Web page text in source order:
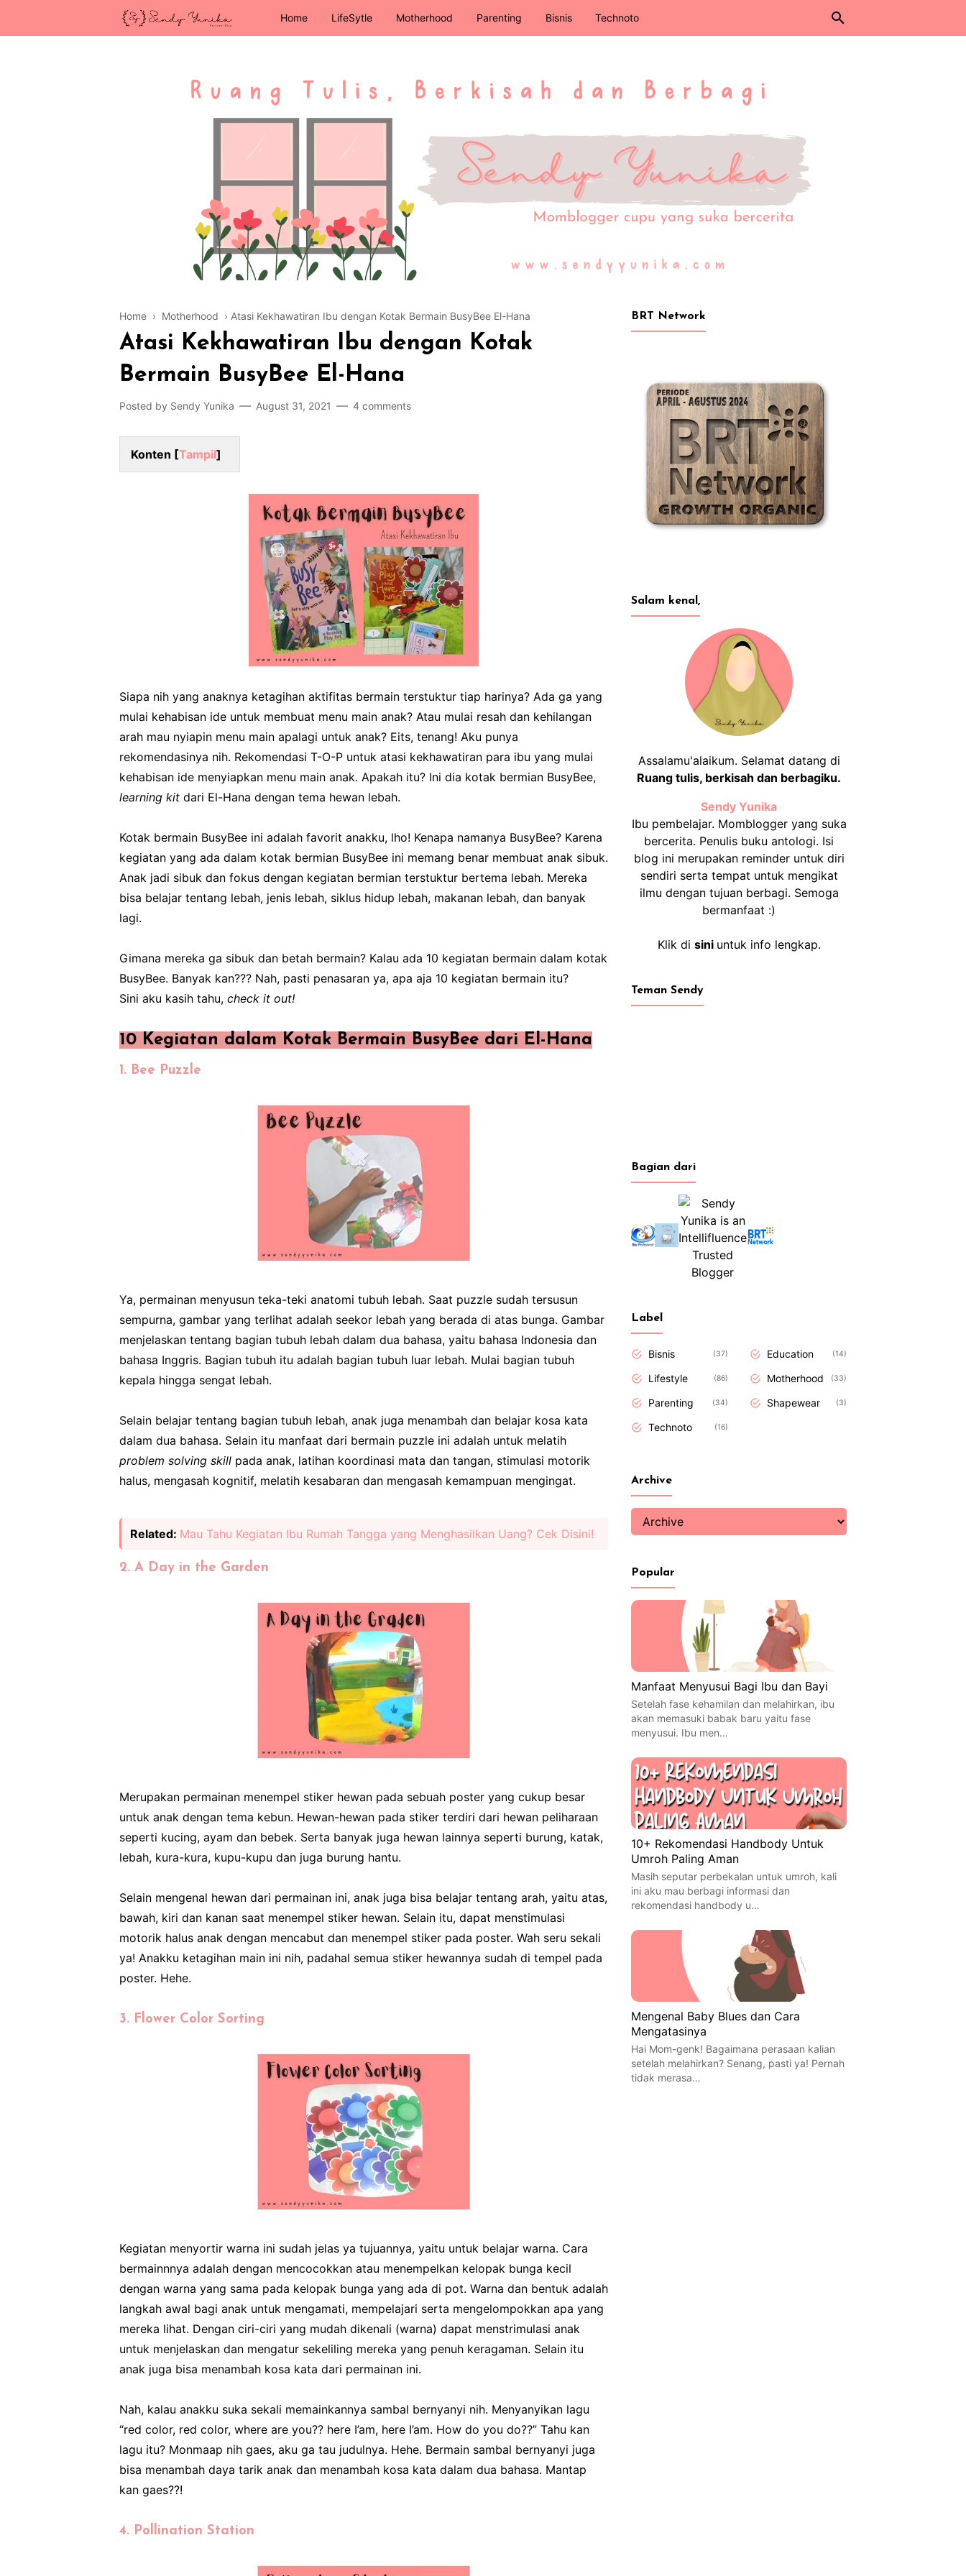
Home LifeSytle Motherhood Parenting Bisnis Technoto
Home › Motherhood › Atasi Kekhawatiran Ibu dengan Kotak Bermain BusyBee El-Hana
Atasi Kekhawatiran Ibu dengan Kotak
Bermain BusyBee El-Hana
Posted by Sendy Yunika August 31, 2021 4 comments
Konten [Tampil]
Siapa nih yang anaknya ketagihan aktifitas bermain terstuktur tiap harinya? Ada ga yang
mulai kehabisan ide untuk membuat menu main anak? Atau mulai resah dan kehilangan
arah mau nyiapin menu main apalagi untuk anak? Eits, tenang! Aku punya
rekomendasinya nih. Rekomendasi T-O-P untuk atasi kekhawatiran para ibu yang mulai
kehabisan ide menyiapkan menu main anak. Apakah itu? Ini dia kotak bermian BusyBee,
learning kit dari El-Hana dengan tema hewan lebah.
Kotak bermain BusyBee ini adalah favorit anakku, lho! Kenapa namanya BusyBee? Karena
kegiatan yang ada dalam kotak bermian BusyBee ini memang benar membuat anak sibuk.
Anak jadi sibuk dan fokus dengan kegiatan bermian terstuktur bertema lebah. Mereka
bisa belajar tentang lebah, jenis lebah, siklus hidup lebah, makanan lebah, dan banyak
lagi.
Gimana mereka ga sibuk dan betah bermain? Kalau ada 10 kegiatan bermain dalam kotak
BusyBee. Banyak kan??? Nah, pasti penasaran ya, apa aja 10 kegiatan bermain itu?
Sini aku kasih tahu, check it out!
10 Kegiatan dalam Kotak Bermain BusyBee dari El-Hana
1. Bee Puzzle
Ya, permainan menyusun teka-teki anatomi tubuh lebah. Saat puzzle sudah tersusun
sempurna, gambar yang terlihat adalah seekor lebah yang berada di atas bunga. Gambar
menjelaskan tentang bagian tubuh lebah dalam dua bahasa, yaitu bahasa Indonesia dan
bahasa Inggris. Bagian tubuh itu adalah bagian tubuh luar lebah. Mulai bagian tubuh
kepala hingga sengat lebah.
Selain belajar tentang bagian tubuh lebah, anak juga menambah dan belajar kosa kata
dalam dua bahasa. Selain itu manfaat dari bermain puzzle ini adalah untuk melatih
problem solving skill pada anak, latihan koordinasi mata dan tangan, stimulasi motorik
halus, mengasah kognitif, melatih kesabaran dan mengasah kemampuan mengingat.
Related: Mau Tahu Kegiatan Ibu Rumah Tangga yang Menghasilkan Uang? Cek Disini!
2. A Day in the Garden
Merupakan permainan menempel stiker hewan pada sebuah poster yang cukup besar
untuk anak dengan tema kebun. Hewan-hewan pada stiker terdiri dari hewan peliharaan
seperti kucing, ayam dan bebek. Serta banyak juga hewan lainnya seperti burung, katak,
lebah, kura-kura, kupu-kupu dan juga burung hantu.
Selain mengenal hewan dari permainan ini, anak juga bisa belajar tentang arah, yaitu atas,
bawah, kiri dan kanan saat menempel stiker hewan. Selain itu, dapat menstimulasi
motorik halus anak dengan mencabut dan menempel stiker pada poster. Wah seru sekali
ya! Anakku ketagihan main ini nih, padahal semua stiker hewannya sudah di tempel pada
poster. Hehe.
3. Flower Color Sorting
Kegiatan menyortir warna ini sudah jelas ya tujuannya, yaitu untuk belajar warna. Cara
bermainnnya adalah dengan mencocokkan atau menempelkan kelopak bunga kecil
dengan warna yang sama pada kelopak bunga yang ada di pot. Warna dan bentuk adalah
langkah awal bagi anak untuk mengamati, mempelajari serta mengelompokkan apa yang
mereka lihat. Dengan ciri-ciri yang mudah dikenali (warna) dapat menstrimulasi anak
untuk menjelaskan dan mengatur sekeliling mereka yang penuh keragaman. Selain itu
anak juga bisa menambah kosa kata dari permainan ini.
Nah, kalau anakku suka sekali memainkannya sambal bernyanyi nih. Menyanyikan lagu
“red color, red color, where are you?? here I’am, here I’am. How do you do??” Tahu kan
lagu itu? Monmaap nih gaes, aku ga tau judulnya. Hehe. Bermain sambal bernyanyi juga
bisa menambah daya tarik anak dan menambah kosa kata dalam dua bahasa. Mantap
kan gaes??!
4. Pollination Station
BRT Network
Salam kenal,
Assalamu'alaikum. Selamat datang di
Ruang tulis, berkisah dan berbagiku.
Sendy Yunika
Ibu pembelajar. Momblogger yang suka
bercerita. Penulis buku antologi. Isi
blog ini merupakan reminder untuk diri
sendiri serta tempat untuk mengikat
ilmu dengan tujuan berbagi. Semoga
bermanfaat :)
Klik di sini untuk info lengkap.
Teman Sendy
Bagian dari
Label
Bisnis 37 Education 14
Lifestyle 86 Motherhood 33
Parenting 34 Shapewear 3
Technoto 16
Archive
Popular
Manfaat Menyusui Bagi Ibu dan Bayi
Setelah fase kehamilan dan melahirkan, ibu
akan memasuki babak baru yaitu fase
menyusui. Ibu men…
10+ Rekomendasi Handbody Untuk
Umroh Paling Aman
Masih seputar perbekalan untuk umroh, kali
ini aku mau berbagi informasi dan
rekomendasi handbody u…
Mengenal Baby Blues dan Cara
Mengatasinya
Hai Mom-genk! Bagaimana perasaan kalian
setelah melahirkan? Senang, pasti ya! Pernah
tidak merasa…